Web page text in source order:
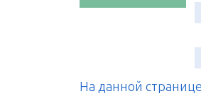
На данной